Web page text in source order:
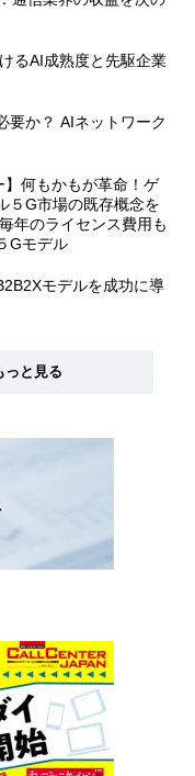
るAI成熟度と先駆企業
要か？ AIネットワーク
】何もかもが革命！ゲ
５G市場の既存概念を
年のライセンス費用も
Gモデル
モデルを成功に導
っと見る